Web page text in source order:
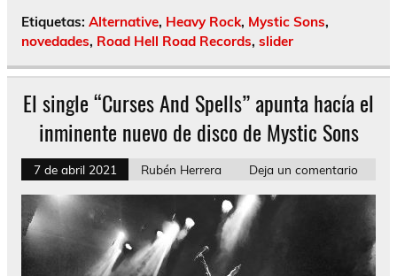
Etiquetas: Alternative, Heavy Rock, Mystic Sons,
novedades, Road Hell Road Records, slider
El single “Curses And Spells” apunta hacía el
inminente nuevo de disco de Mystic Sons
7 de abril 2021 Rubén Herrera Deja un comentario